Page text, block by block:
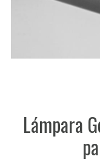
Lámpara